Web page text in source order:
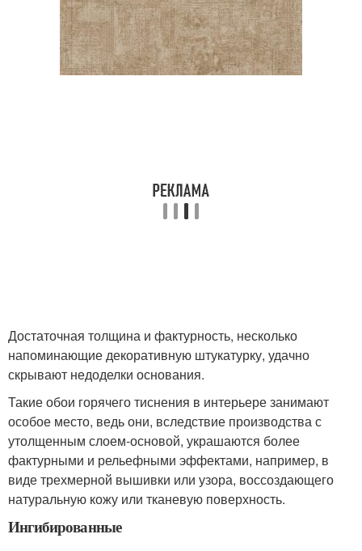
Достаточная толщина и фактурность, несколько
напоминающие декоративную штукатурку, удачно
скрывают недоделки основания.
Такие обои горячего тиснения в интерьере занимают
особое место, ведь они, вследствие производства с
утолщенным слоем-основой, украшаются более
фактурными и рельефными эффектами, например, в
виде трехмерной вышивки или узора, воссоздающего
натуральную кожу или тканевую поверхность.
Ингибированные